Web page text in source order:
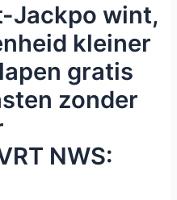
Jackpo wint,
kleiner
gratis
zonder
NWS: